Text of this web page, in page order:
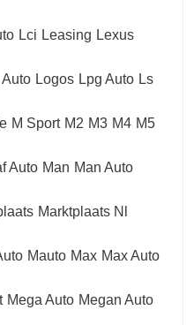
Lci Leasing Lexus
Auto Logos Lpg Auto Ls
M Sport M2 M3 M4 M5
Auto Man Man Auto
Marktplaats Nl
Mauto Max Max Auto
Mega Auto Megan Auto